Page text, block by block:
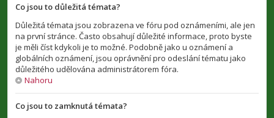
Co jsou to důležitá témata?
Důležitá témata jsou zobrazena ve fóru pod oznámeními, ale jen
na první stránce. Často obsahují důležité informace, proto byste
je měli číst kdykoli je to možné. Podobně jako u oznámení a
globálních oznámení, jsou oprávnění pro odeslání tématu jako
důležitého udělována administrátorem fóra.
Nahoru
Co jsou to zamknutá témata?